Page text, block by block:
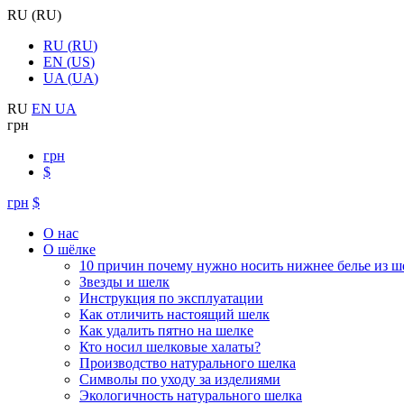
RU (RU)
RU (RU)
EN (US)
UA (UA)
RU EN UA
грн
грн
$
грн $
О нас
О шёлке
10 причин почему нужно носить нижнее белье из
Звезды и шелк
Инструкция по эксплуатации
Как отличить настоящий шелк
Как удалить пятно на шелке
Кто носил шелковые халаты?
Производство натурального шелка
Символы по уходу за изделиями
Экологичность натурального шелка